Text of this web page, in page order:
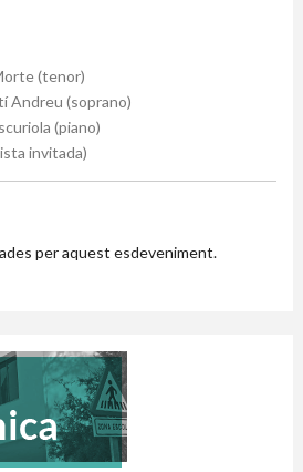
(tenor)
Andreu (soprano)
(piano)
invitada)
per aquest esdeveniment.